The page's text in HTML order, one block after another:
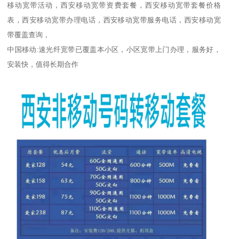
移动宽带活动，西安移动宽带资费套餐，西安移动宽带套餐价格
表，西安移动宽带办理电话，西安移动宽带服务电话，西安移动宽
带覆盖查询，
中国移动:速光纤宽带已覆盖本小区，小区宽带上门办理，服务好，
安装快，值得长期合作